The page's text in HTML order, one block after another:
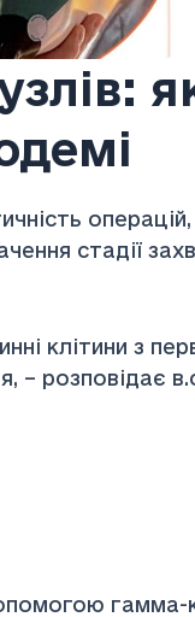
стадії
клітини з
розповідає
гамма-